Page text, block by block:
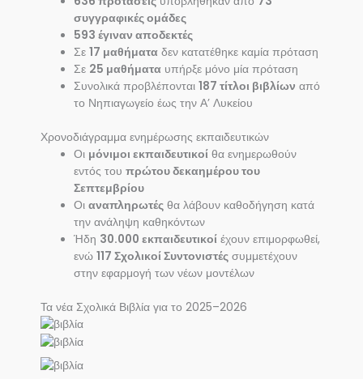
συγγραφικές ομάδες
593 έγιναν αποδεκτές
Σε17 μαθήματα δεν κατατέθηκε καμία πρόταση
Σε 25 μαθήματα υπήρξε μόνο μία πρόταση
Συνολικά προβλέπονται187 τίτλοι βιβλίων από
το Νηπιαγωγείο έως την Α’ Λυκείου
Χρονοδιάγραμμα ενημέρωσης εκπαιδευτικών
Οι μόνιμοι εκπαιδευτικοί θα ενημερωθούν
εντός τουπρώτου δεκαημέρου του
Σεπτεμβρίου
Οιαναπληρωτές θα λάβουν καθοδήγηση κατά
την ανάληψη καθηκόντων
Ήδη 30.000 εκπαιδευτικοί έχουν επιμορφωθεί,
ενώ117 Σχολικοί Συντονιστές συμμετέχουν
στην εφαρμογή των νέων μοντέλων
Τα νέα Σχολικά Βιβλία για το 2025–2026